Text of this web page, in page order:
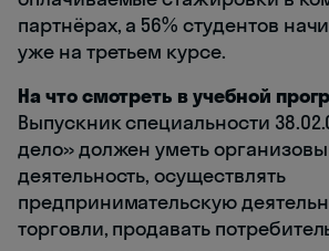
партнёрах, а 56% студентов
уже на третьем курсе.
На что смотреть в учебной
Выпускник специальности
дело» должен уметь
деятельность, осуществлять
предпринимательскую
торговли, продавать